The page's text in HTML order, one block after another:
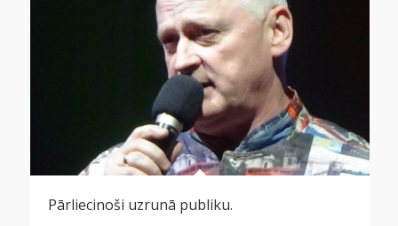
Pārliecinoši uzrunā publiku.